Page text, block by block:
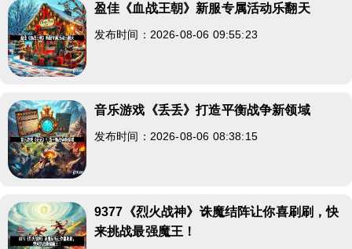
盈佳《血战王朝》新服专属活动乐翻天
发布时间：2026-08-06 09:55:23
音乐游戏《丢丢》打造平衡战争新领域
发布时间：2026-08-06 08:38:15
9377《烈火战神》诛魔结阵让你喜刷刷，快
来挑战最强魔王！